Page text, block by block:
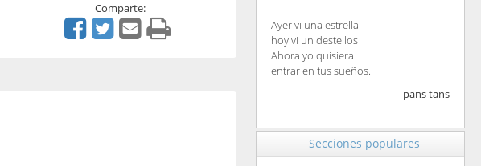
Comparte:
Ayer vi una estrella
hoy vi un destellos
Ahora yo quisiera
entrar en tus sueños.
pans tans
Secciones populares